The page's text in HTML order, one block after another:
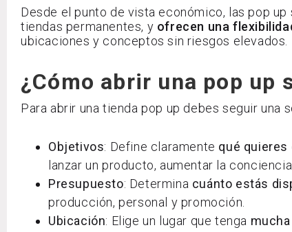
Desde el punto de vista económico, las pop up
tiendas permanentes, y ofrecen una
ubicaciones y conceptos sin riesgos elevados.
¿Cómo abrir una pop up
Para abrir una tienda pop up debes seguir una
Objetivos: Define claramente qué quieres
lanzar un producto, aumentar la
Presupuesto: Determina cuánto estás
producción, personal y promoción.
Ubicación: Elige un lugar que tenga